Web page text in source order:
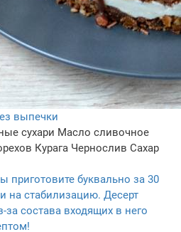
выпечки
сухари Масло сливочное
Курага Чернослив Сахар
приготовите буквально за 30
на стабилизацию. Десерт
за состава входящих в него